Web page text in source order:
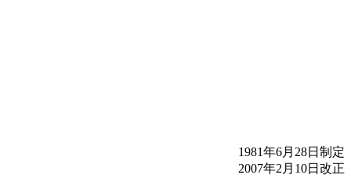
1981年6月28日制定
2007年2月10日改正